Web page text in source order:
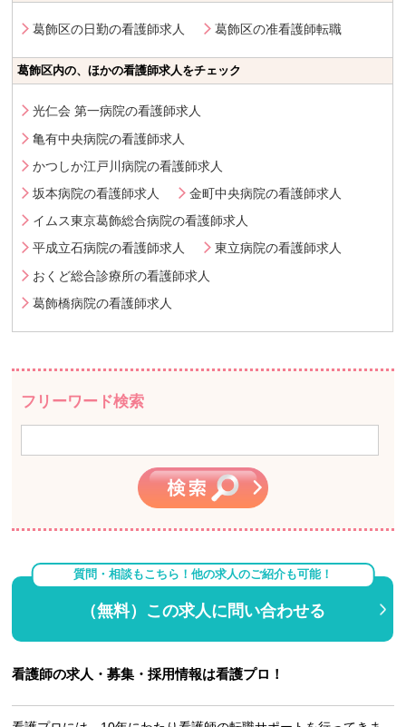
葛飾区の日勤の看護師求人 葛飾区の准看護師転職
葛飾区内の、ほかの看護師求人をチェック
光仁会 第一病院の看護師求人
亀有中央病院の看護師求人
かつしか江戸川病院の看護師求人
坂本病院の看護師求人
金町中央病院の看護師求人
イムス東京葛飾総合病院の看護師求人
平成立石病院の看護師求人
東立病院の看護師求人
おくど総合診療所の看護師求人
葛飾橋病院の看護師求人
フリーワード検索
質問・相談もこちら！他の求人のご紹介も可能！
（無料）この求人に問い合わせる
看護師の求人・募集・採用情報は看護プロ！